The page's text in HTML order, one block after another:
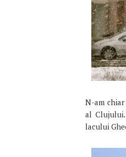
N-am
al
lacului